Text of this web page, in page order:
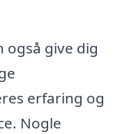
også give dig
erfaring og
Nogle